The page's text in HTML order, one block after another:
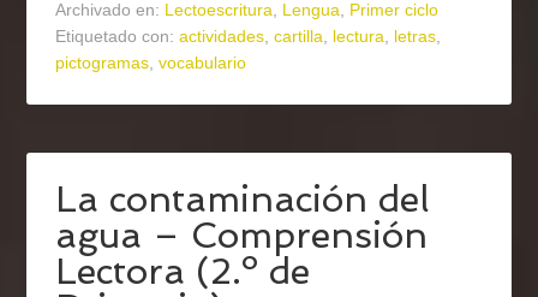
Archivado en: Lectoescritura, Lengua, Primer ciclo
Etiquetado con:actividades,cartilla, lectura, letras,
pictogramas,vocabulario
La contaminación del
agua – Comprensión
Lectora (2.º de